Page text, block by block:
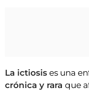
ESQUELAS
La ictiosis es una
crónica y rara que